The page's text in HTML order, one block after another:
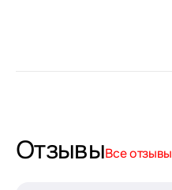
ОтзывыВсе отзывы